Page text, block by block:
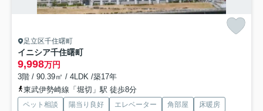
足立区千住曙町
イニシア千住曙町
9,998万円
3階 / 90.39㎡ / 4LDK /築17年
東武伊勢崎線「堀切」駅 徒歩8分
ペット相談 陽当り良好 エレベーター 角部屋
床暖房